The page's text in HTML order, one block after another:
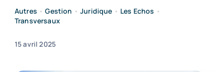
Autres •Gestion •Juridique • Les Echos •
Transversaux
15 avril 2025